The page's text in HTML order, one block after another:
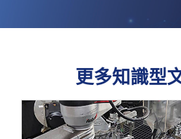
更多知識型